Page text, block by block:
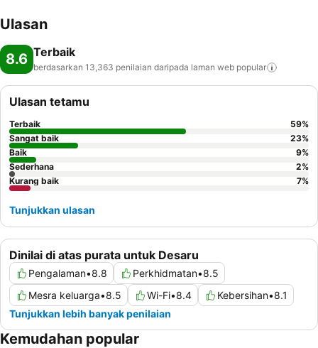
Ulasan
8.6 Terbaik
berdasarkan 13,363 penilaian daripada laman web popular
Dinilai di atas purata untuk Desaru
Pengalaman•8.8 Perkhidmatan•8.5
Mesra keluarga•8.5 Wi-Fi•8.4 Kebersihan•8.1
Tunjukkan lebih banyak penilaian
Ulasan tetamu
Terbaik 59%
Sangat baik
23%
Baik
9%
Sederhana
2%
Kurang baik
7%
Tunjukkan ulasan
Kemudahan popular